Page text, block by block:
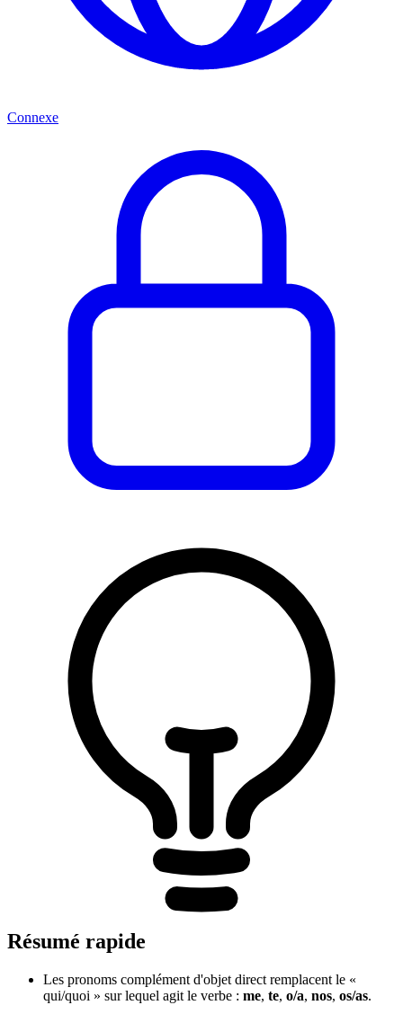
Connexe
Résumé rapide
Les pronoms complément d'objet direct remplacent le «
qui/quoi » sur lequel agit le verbe : me, te, o/a, nos, os/as.